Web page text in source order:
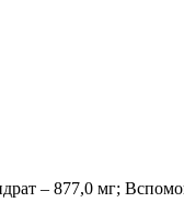
– 877,0 мг;